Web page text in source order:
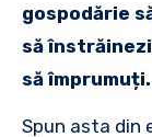
gospodărie
să
să împrumuți.
Spun asta din